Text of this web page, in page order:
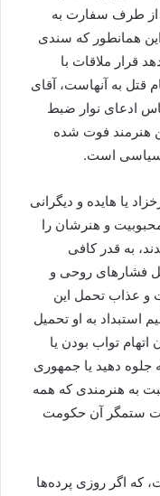
از طرف سفارت به
همانطور که سندی
قرار ملاقات با
قتل به آنهاست، آقای
ادعای نوار ضبط
هنرمند فوت شده
سیاسی است.
یا هایده و دیگرانی
و هنرشان را
به قدر کافی
فشارهای روحی و
عذاب تحمل این
استبداد به او تحمیل
تواب بودن یا
جلوه دهید یا جمهوری
به هنرمندی که همه
ستمگر آن حکومت
که اگر روزی پرده‌ها